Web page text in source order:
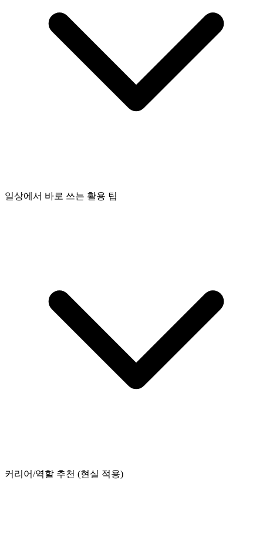
일상에서 바로 쓰는 활용 팁
커리어/역할 추천 (현실 적용)